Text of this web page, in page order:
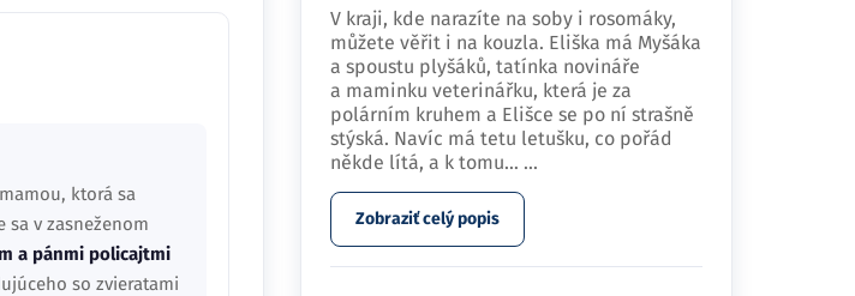
ktorá sa
v zasneženom
a pánmi policajtmi
so zvieratami
V kraji, kde narazíte na soby i rosomáky,
můžete věřit i na kouzla. Eliška má Myšáka
a spoustu plyšáků, tatínka novináře
a maminku veterinářku, která je za
polárním kruhem a Elišce se po ní strašně
stýská. Navíc má tetu letušku, co pořád
někde lítá, a k tomu… ...
Zobraziť celý popis